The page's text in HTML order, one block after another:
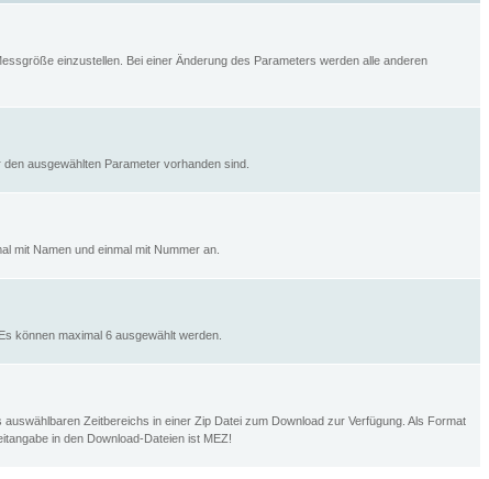
einzustellen. Bei einer Änderung des Parameters werden alle anderen
ausgewählten Parameter vorhanden sind.
mit Namen und einmal mit Nummer an.
können maximal 6 ausgewählt werden.
Zeitbereichs in einer Zip Datei zum Download zur Verfügung. Als Format
in den Download-Dateien ist MEZ!